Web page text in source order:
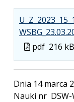
Plik
w
formacie
pdf 216 kB
Dnia 14 marca
Nauki nr DSW-